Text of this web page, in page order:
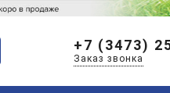
+7 (3473)
Заказ звонка